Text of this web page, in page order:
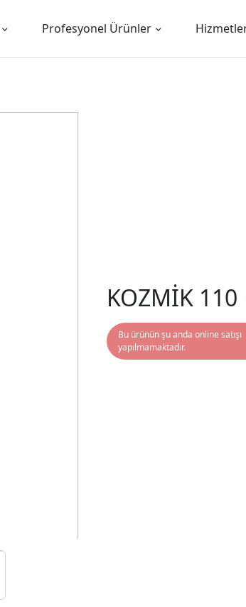
Profesyonel Ürünler
KOZMİK 110
Bu ürünün şu anda online satışı
yapılmamaktadır.